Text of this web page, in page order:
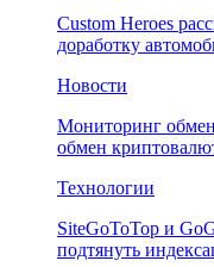
Custom Heroes
доработку
Новости
Мониторинг
обмен
Технологии
SiteGoToTop и
подтянуть